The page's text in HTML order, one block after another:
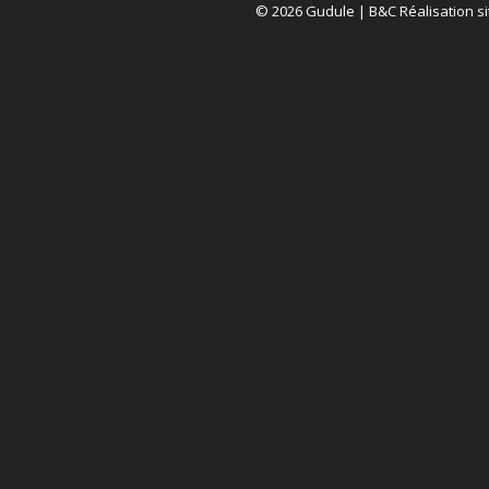
© 2026 Gudule | B&C Réalisation